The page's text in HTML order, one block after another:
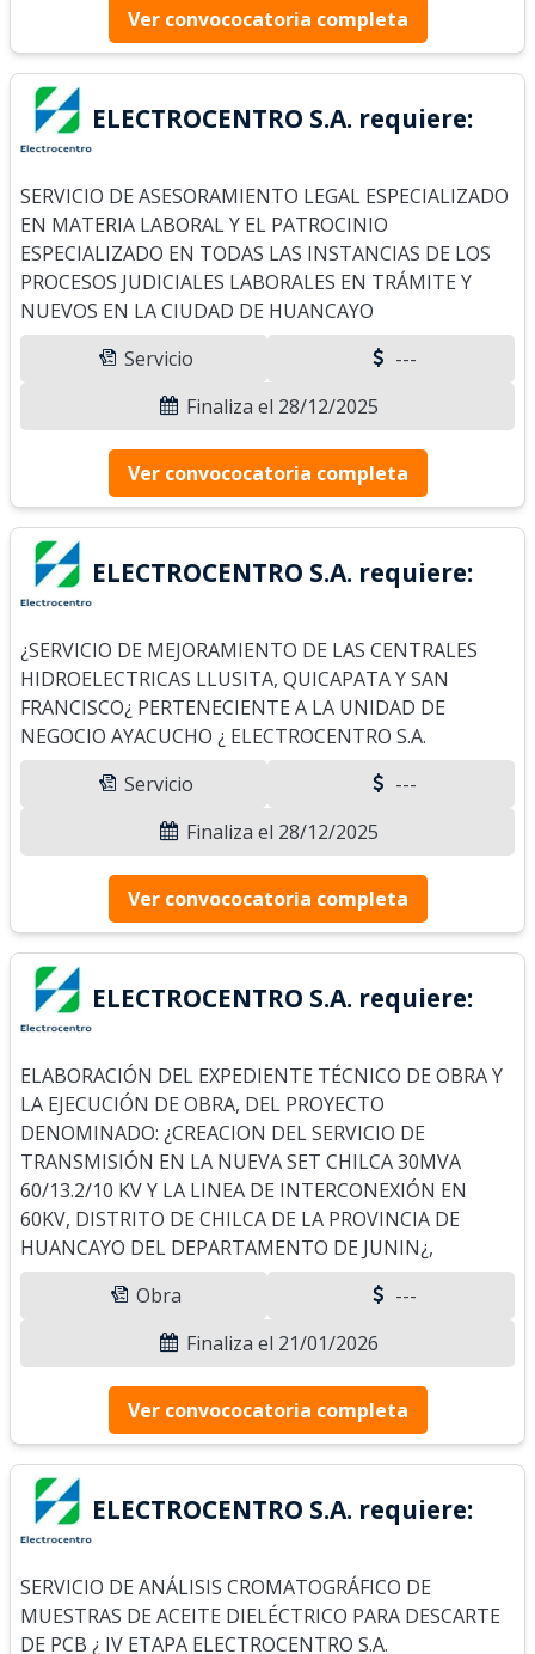
Ver convococatoria completa
ELECTROCENTRO S.A. requiere:
SERVICIO DE ASESORAMIENTO LEGAL ESPECIALIZADO
EN MATERIA LABORAL Y EL PATROCINIO
ESPECIALIZADO EN TODAS LAS INSTANCIAS DE LOS
PROCESOS JUDICIALES LABORALES EN TRÁMITE Y
NUEVOS EN LA CIUDAD DE HUANCAYO
Servicio
---
Finaliza el 28/12/2025
Ver convococatoria completa
ELECTROCENTRO S.A. requiere:
¿SERVICIO DE MEJORAMIENTO DE LAS CENTRALES
HIDROELECTRICAS LLUSITA, QUICAPATA Y SAN
FRANCISCO¿ PERTENECIENTE A LA UNIDAD DE
NEGOCIO AYACUCHO ¿ ELECTROCENTRO S.A.
Servicio
---
Finaliza el 28/12/2025
Ver convococatoria completa
ELECTROCENTRO S.A. requiere:
ELABORACIÓN DEL EXPEDIENTE TÉCNICO DE OBRA Y
LA EJECUCIÓN DE OBRA, DEL PROYECTO
DENOMINADO: ¿CREACION DEL SERVICIO DE
TRANSMISIÓN EN LA NUEVA SET CHILCA 30MVA
60/13.2/10 KV Y LA LINEA DE INTERCONEXIÓN EN
60KV, DISTRITO DE CHILCA DE LA PROVINCIA DE
HUANCAYO DEL DEPARTAMENTO DE JUNIN¿,
Obra
---
Finaliza el 21/01/2026
Ver convococatoria completa
ELECTROCENTRO S.A. requiere:
SERVICIO DE ANÁLISIS CROMATOGRÁFICO DE
MUESTRAS DE ACEITE DIELÉCTRICO PARA DESCARTE
DE PCB ¿ IV ETAPA ELECTROCENTRO S.A.